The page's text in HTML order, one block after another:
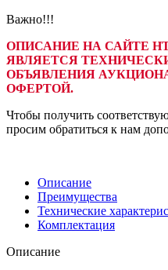
Важно!!!
ОПИСАНИЕ НА САЙТЕ
ЯВЛЯЕТСЯ
ОБЪЯВЛЕНИЯ
ОФЕРТОЙ.
Чтобы получить
просим обратиться к нам
Описание
Преимущества
Технические
Комплектация
Описание